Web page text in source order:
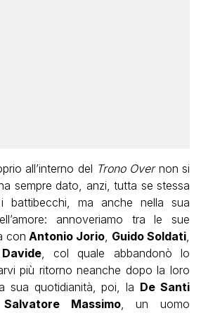
all’interno del Trono Overnon si
sempre dato, anzi, tutta se stessa
battibecchi, ma anche nella sua
annoveriamo tra le sue
con Antonio Jorio Guido Soldati
Davide, col quale abbandonò lo
più ritorno neanche dopo la loro
sua quotidianità, poi, la De Santi
Salvatore Massimo, un uomo